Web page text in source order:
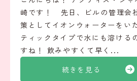
続きを見る
崎です！ 先日、ビルの管理会
策としてイオンウォーターを
ティックタイプで水にも溶ける
すね！ 飲みやすくて早く...